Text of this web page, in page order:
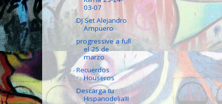
03-07
DJ Set Alejandro
Ampuero
progressive a full
el 25 de
marzo
Recuerdos
Houseros
Descarga tu
Hispanodelia!!!